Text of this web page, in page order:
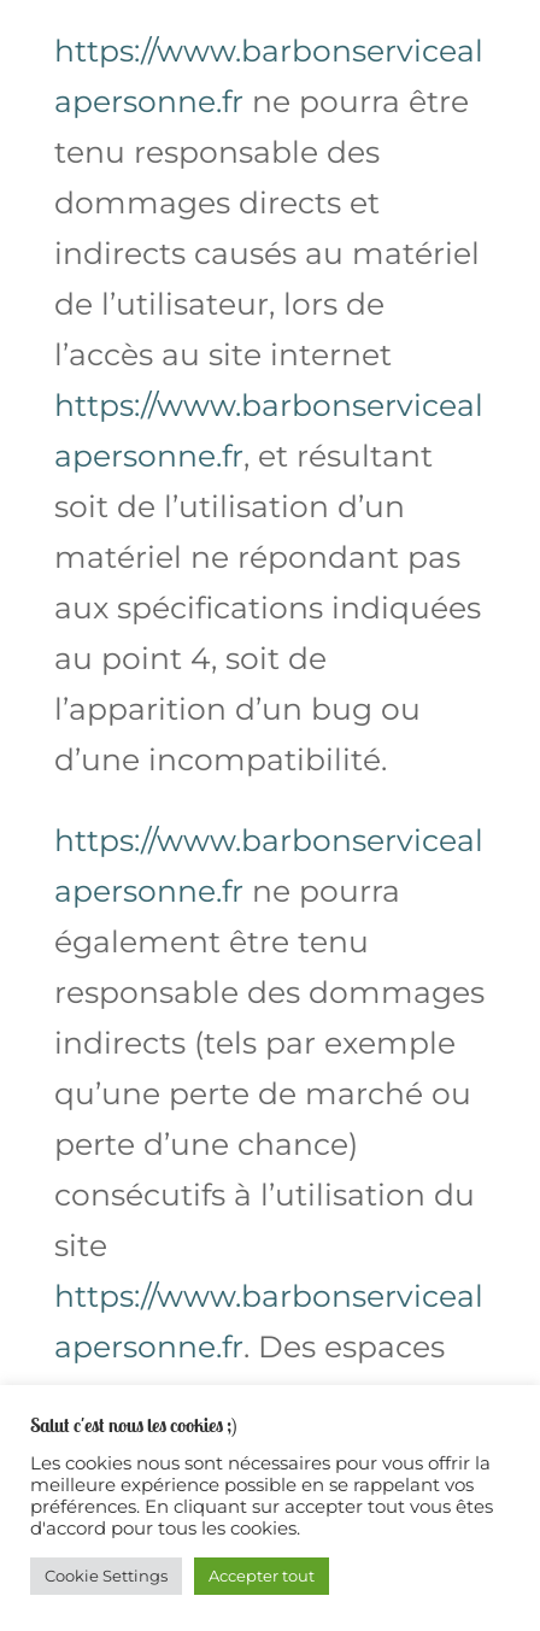
https://www.barbonserviceal
apersonne.fr ne pourra être
tenu responsable des
dommages directs et
indirects causés au matériel
de l’utilisateur, lors de
l’accès au site internet
https://www.barbonserviceal
apersonne.fr, et résultant
soit de l’utilisation d’un
matériel ne répondant pas
aux spécifications indiquées
au point 4, soit de
l’apparition d’un bug ou
d’une incompatibilité.
https://www.barbonserviceal
apersonne.fr ne pourra
également être tenu
responsable des dommages
indirects (tels par exemple
qu’une perte de marché ou
perte d’une chance)
consécutifs à l’utilisation du
site
https://www.barbonserviceal
apersonne.fr. Des espaces
poser des questions dans
l’espace contact) sont à la
disposition des utilisateurs.
https://www.barbonserviceal
Salut c'est nous les cookies ;)
Les cookies nous sont nécessaires pour vous offrir la
meilleure expérience possible en se rappelant vos
préférences. En cliquant sur accepter tout vous êtes
d'accord pour tous les cookies.
Cookie Settings Accepter tout